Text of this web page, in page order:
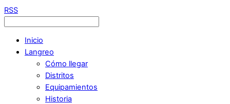
RSS
Inicio
Langreo
Cómo llegar
Distritos
Equipamientos
Historia